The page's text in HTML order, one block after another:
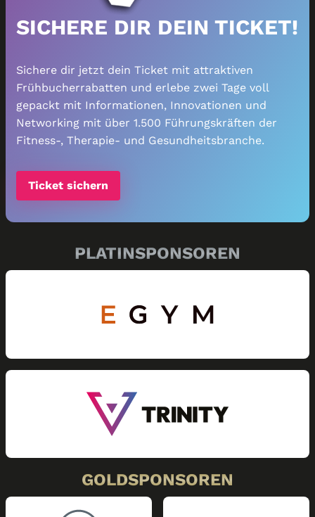
SICHERE DIR DEIN TICKET!
Sichere dir jetzt dein Ticket mit attraktiven
Frühbucherrabatten und erlebe zwei Tage voll
gepackt mit Informationen, Innovationen und
Networking mit über 1.500 Führungskräften der
Fitness-, Therapie- und Gesundheitsbranche.
Ticket sichern
PLATINSPONSOREN
GOLDSPONSOREN